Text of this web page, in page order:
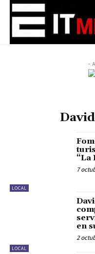
-
LOCAL
“La
7
LOCAL
en
2